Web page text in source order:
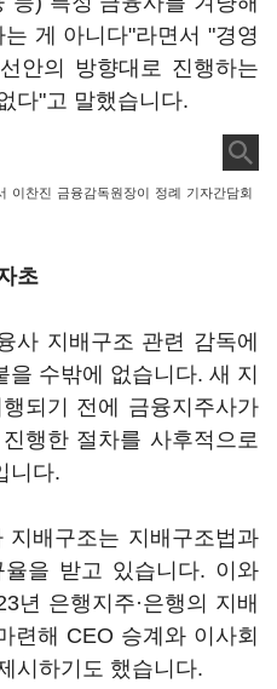
게 아니다"라면서 "경영
안의 방향대로 진행하는
다"고 말했습니다.
이찬진 금융감독원장이 정례 기자간담회
초
사 지배구조 관련 감독에
수밖에 없습니다. 새 지
되기 전에 금융지주사가
행한 절차를 사후적으로
니다.
배구조는 지배구조법과
을 받고 있습니다. 이와
년 은행지주·은행의 지배
련해 CEO 승계와 이사회
시하기도 했습니다.